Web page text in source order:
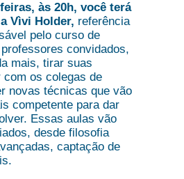
às 20h, você terá
Vìvi Holder, referência
pelo curso de
convidados,
mais, tirar suas
os colegas de
novas técnicas que vão
competente para dar
Essas aulas vão
desde filosofia
captação de